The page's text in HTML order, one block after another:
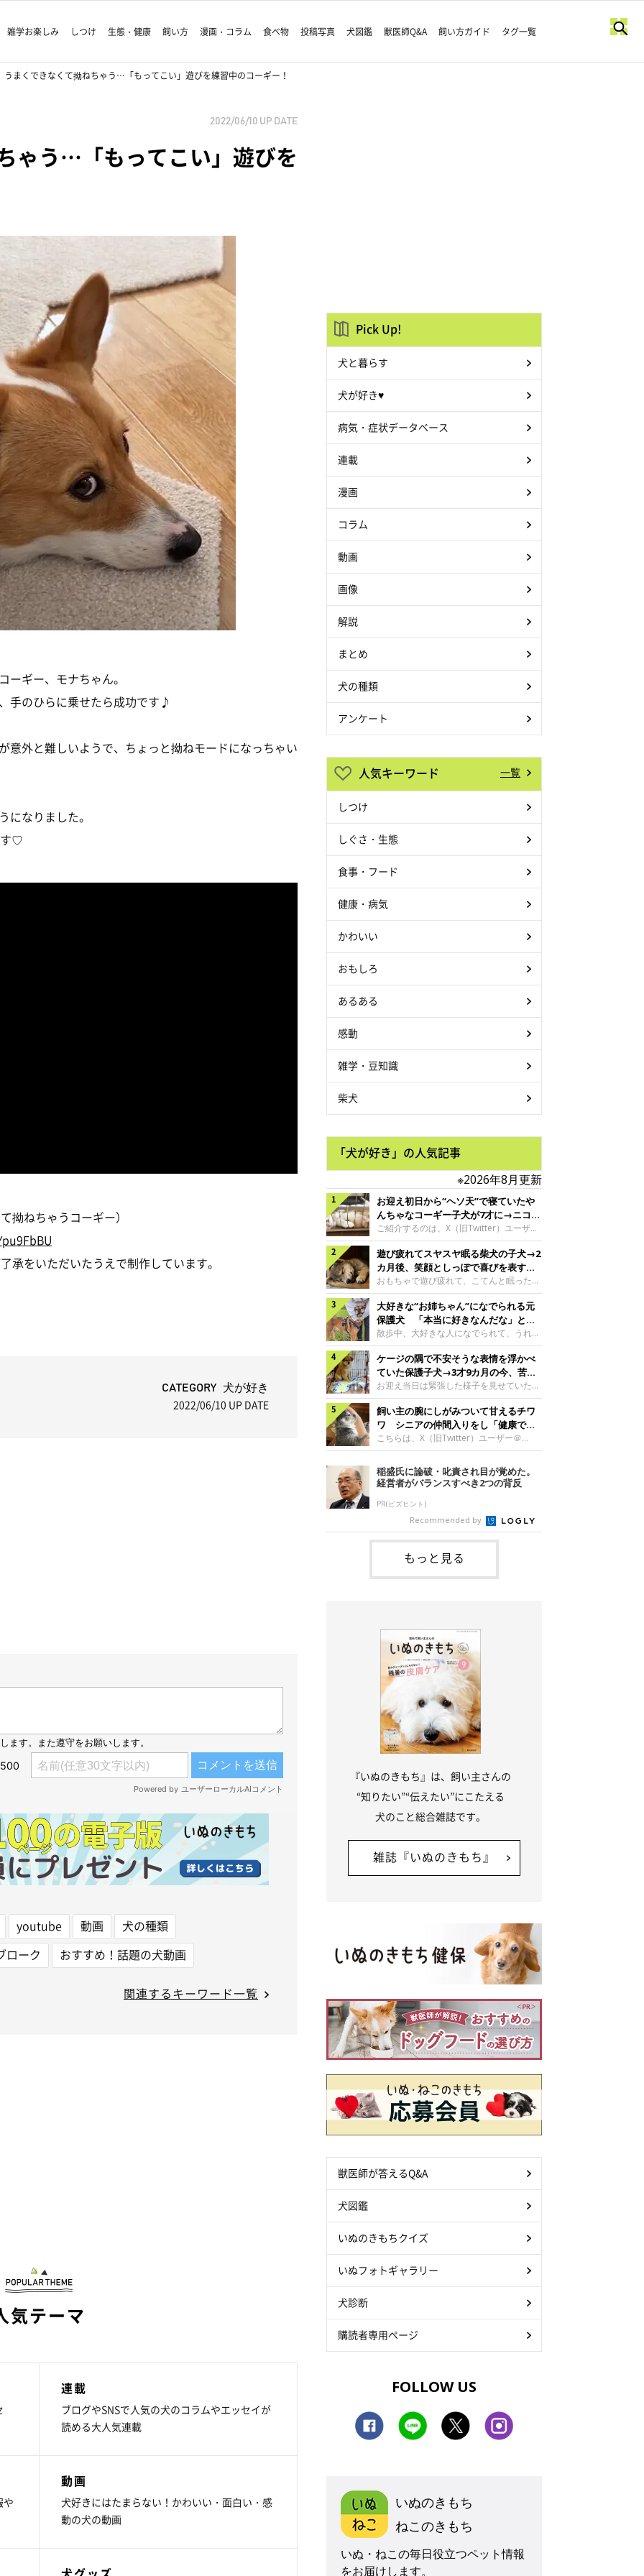
雑学お楽しみ しつけ 生態・健康 飼い方 漫画・コラム 食べ物 投稿写真 犬図鑑 獣医師Q&A 飼い方ガイド タグ一覧
うまくできなくて拗ねちゃう…「もってこい」遊びを練習中のコーギー！
2022/06/10 UP DATE
ゃう…「もってこい」遊びを
ギー、モナちゃん。
手のひらに乗せたら成功です♪
意外と難しいようで、ちょっと拗ねモードになっちゃい
になりました。
す♡
拗ねちゃうコーギー）
をいただいたうえで制作しています。
CATEGORY 犬が好き
2022/06/10 UP DATE
youtube 動画
犬の種類
ローク
おすすめ！話題の犬動画
関連するキーワード一覧
気テーマ
連載
ブログやSNSで人気の犬のコラムやエッセイが
読める大人気連載
や
動画
犬好きにはたまらない！かわいい・面白い・感
動の犬の動画
Pick Up!
犬と暮らす
犬が好き♥
病気・症状データベース
連載
漫画
コラム
動画
画像
解説
まとめ
犬の種類
アンケート
人気キーワード 一覧
しつけ
しぐさ・生態
食事・フード
健康・病気
かわいい
おもしろ
あるある
感動
雑学・豆知識
柴犬
「犬が好き」の人気記事
※2026年8月更新
お迎え初日から“ヘソ天”で寝ていたや
んちゃなコーギー子犬が7才に→ニコニ
コ“コーギースマイル”が魅力のコに成
長！
ご紹介するのは、X（旧Twitter）ユーザー
＠Kus1oKg2vsgdWS2さんの愛犬でウェル
シュ・コーギー・ペンブロークの神楽ちゃ
ん。今年の8月で7才になるという神楽ちゃ
んですが、いったいどんな子犬時代を過ご
したのでしょうか。今回は、神楽ちゃんの
成長を飼い主さんと振り返ります！神楽ち
ゃんの成長について聞いた！お迎えから数
日後の神楽ちゃん（撮影時生後2カ月）＠
Kus1oKg2vsgdWS2――お迎え当初の神楽
ちゃんの様子について教えてください。飼
い主さん： 「お迎え当日から“ヘソ天”で寝
るようなコでし
遊び疲れてスヤスヤ眠る柴犬の子犬→2
カ月後、笑顔としっぽで喜びを表すコ
に成長！
おもちゃで遊び疲れて、こてんと眠った子
犬。あれから2カ月、表情や行動にさまざ
まな変化が見られるようになりました。遊
び疲れて眠る生後2カ月のなっちゃん遊び
疲れた様子のなっちゃん。@Pkndg_紹介
するのは、X（旧Twitter）ユーザー
@Pkndg_さんの愛犬・なっちゃん（取材
時、生後4カ月／柴犬）。こちらの写真
は、なっちゃんが生後2カ月のころに撮影
された一枚です。この日、なっちゃんは家
族と一緒におもちゃで遊んでいました。た
くさん遊んで疲れたのか、その後は眠り始
めたそうです。眠るなっちゃん。
@Pkndg_
大好きな“お姉ちゃん”になでられる元
保護犬 「本当に好きなんだな」と感
じる表情にほっこり
散歩中、大好きな人になでられて、うれし
そうな表情を見せる元保護犬。甘えるよう
な姿に、見ているこちらまでほっこりしま
す。大好きな“お姉ちゃん”に甘える小次郎
くん妹さんになでてもらい、うれしそうな
表情を見せる小次郎くん（2026年6月撮
影）。@mika_Jimmy紹介するのは、X（旧
Twitter）ユーザー@mika_Jimmyさんの愛
犬・小次郎くん（撮影時5才）。こちら
は、飼い主さんの妹さんと一緒に散歩をし
日、飼い主さんは実家から自宅へ帰る途
中、妹さんと公園で待ち合わせ
ケージの隅で不安そうな表情を浮かべ
ていた保護子犬→3才9カ月の今、苦手
を克服し頼もしいコに成長！
お迎え当日は緊張した様子を見せていた元
野犬の保護子犬。あれから約3年半、苦手
だったことを一つひとつ克服し、家族に寄
り添う姿を見せています。お迎え当日、ケ
ージの隅で不安そうにお迎え当日のシルビ
アちゃん。@nemonemotos今回紹介する
のは、X（旧Twitter）ユーザー
@nemonemotosさんの愛犬・シルビアち
ゃん（撮影当時、生後推定2カ月）。飼い
主さんが「#最初に撮った一枚」として投
稿した写真には、ケージの隅で不安そうな
表情を浮かべるシルビアちゃんの姿が写っ
ていました。こちらは、保護犬だったシル
飼い主の腕にしがみついて甘えるチワ
ワ シニアの仲間入りをし「健康で穏
やかな暮らしが続いてほしい」と願う
こちらは、X（旧Twitter）ユーザー＠
kotubusuke617さんが投稿した写真。写
っているのは、愛犬でチワワのつぶしゃん
（本名：こつぶちゃん）です。飼い主さん
の腕にしがみつくつぶしゃん（撮影時6
才）＠kotubusuke617撮影当時の状況に
ついて伺うと、飼い主さんはこう教えてく
れました。飼い主さん： 「ある休日のこ
とです。私がソファに座った途端にひざの
上にのってきたので、そのままなでながら
テレビを見ていたのですが、微動だにしな
いので気になって見てみると、腕にしがみ
稲盛氏に論破・叱責され目が覚めた。
経営者がバランスすべき2つの背反
PR(ビズヒント)
Recommended by
もっと見る
『いぬのきもち』は、飼い主さんの
“知りたい”“伝えたい”にこたえる
犬のこと総合雑誌です。
雑誌『いぬのきもち』
獣医師が答えるQ&A
犬図鑑
いぬのきもちクイズ
いぬフォトギャラリー
犬診断
購読者専用ページ
FOLLOW US
いぬのきもち
ねこのきもち
いぬ・ねこの毎日役立つペット情報
をお届けします。